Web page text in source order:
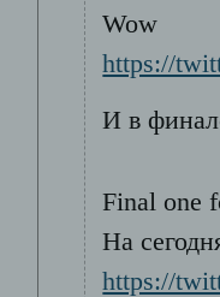
Wow
https://
И в
Final one
На
https://